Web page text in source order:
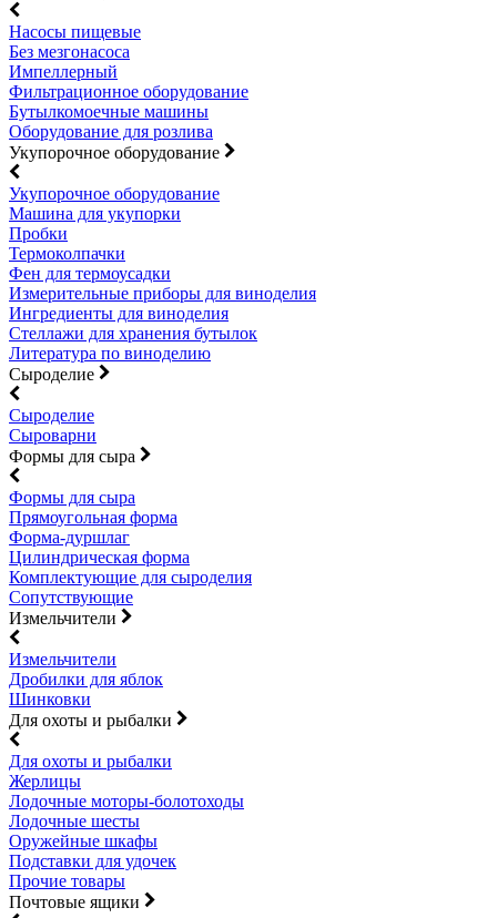
Насосы пищевые
Без мезгонасоса
Импеллерный
Фильтрационное оборудование
Бутылкомоечные машины
Оборудование для розлива
Укупорочное оборудование
Укупорочное оборудование
Машина для укупорки
Пробки
Термоколпачки
Фен для термоусадки
Измерительные приборы для виноделия
Ингредиенты для виноделия
Стеллажи для хранения бутылок
Литература по виноделию
Сыроделие
Сыроделие
Сыроварни
Формы для сыра
Формы для сыра
Прямоугольная форма
Форма-дуршлаг
Цилиндрическая форма
Комплектующие для сыроделия
Сопутствующие
Измельчители
Измельчители
Дробилки для яблок
Шинковки
Для охоты и рыбалки
Для охоты и рыбалки
Жерлицы
Лодочные моторы-болотоходы
Лодочные шесты
Оружейные шкафы
Подставки для удочек
Прочие товары
Почтовые ящики